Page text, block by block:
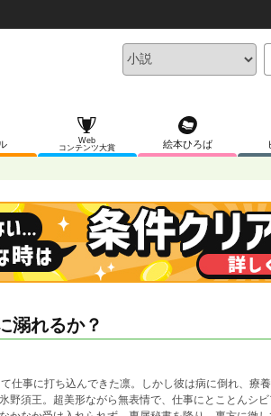
Web
コンテンツ大賞
絵本ひろば
溺れるか？
仕事に打ち込んできた凛。しかし彼は病に倒れ、療
野須王。超美形ながら無表情で、仕事にとことんシ